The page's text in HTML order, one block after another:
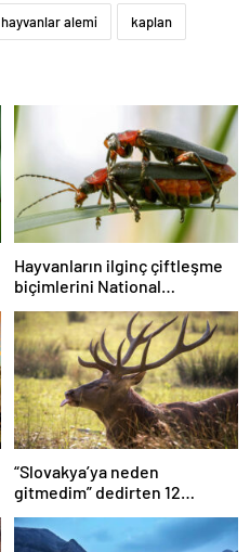
hayvanlar alemi kaplan
Hayvanların ilginç çiftleşme
biçimlerini National
Geographic görüntüledi.
“Slovakya’ya neden
gitmedim” dedirten 12
fotoğraf